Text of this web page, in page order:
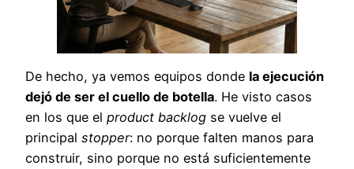
De hecho, ya vemos equipos donde la ejecución
dejó de ser el cuello de botella. He visto casos
en los que el product backlog se vuelve el
principal stopper: no porque falten manos para
construir, sino porque no está suficientemente